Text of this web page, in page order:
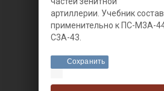
артиллерии. Учебник
применительно к ПС-М3А-
С3А-43.
Сохранить